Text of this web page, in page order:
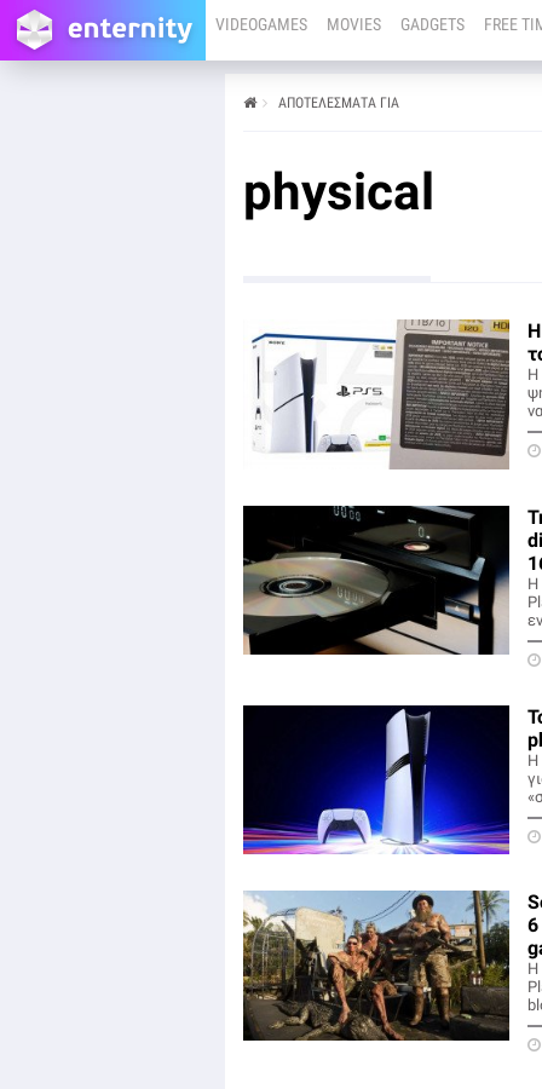
VIDEOGAMES MOVIES GADGETS FREE
ΑΠΟΤΕΛΕΣΜΑΤΑ ΓΙΑ
physical
Η
Η
Η
6
Η